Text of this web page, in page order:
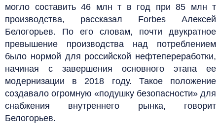
могло составить 46 млн т в год при 85 млн т
производства, рассказал Forbes Алексей
Белогорьев. По его словам, почти двукратное
превышение производства над потреблением
было нормой для российской нефтепереработки,
начиная с завершения основного этапа ее
модернизации в 2018 году. Такое положение
создавало огромную «подушку безопасности» для
снабжения внутреннего рынка, говорит
Белогорьев.